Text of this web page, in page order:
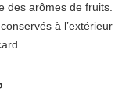
des arômes de fruits.
à l’extérieur